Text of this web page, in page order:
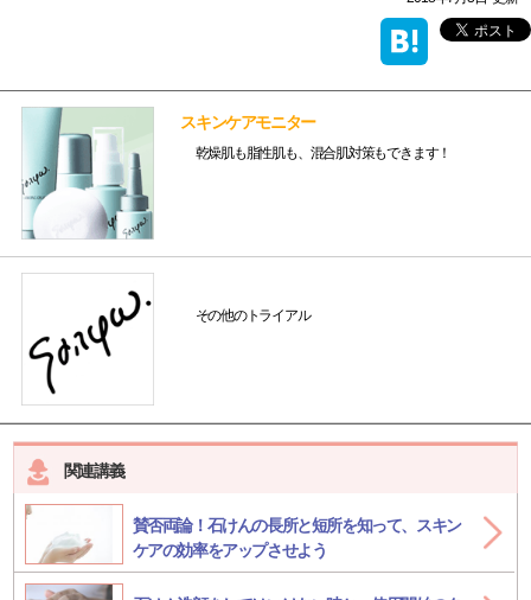
スキンケアモニター
乾燥肌も脂性肌も、混合肌対策もできます！
その他のトライアル
関連講義
賛否両論！石けんの長所と短所を知って、スキン
ケアの効率をアップさせよう